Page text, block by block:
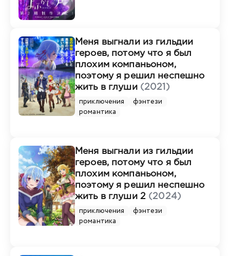
Меня выгнали из гильдии
героев, потому что я был
плохим компаньоном,
поэтому я решил неспешно
жить в глуши (2021)
приключения
фэнтези
романтика
Меня выгнали из гильдии
героев, потому что я был
плохим компаньоном,
поэтому я решил неспешно
жить в глуши 2 (2024)
приключения
фэнтези
романтика